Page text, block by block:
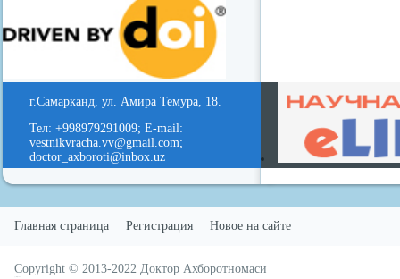
г.Самарканд, ул. Амира Темура, 18.
Тел: +998979291009; E-mail:
vestnikvracha.vv@gmail.com;
doctor_axboroti@inbox.uz
Главная страница Регистрация Новое на сайте
Copyright © 2013-2022 Доктор Ахборотномаси